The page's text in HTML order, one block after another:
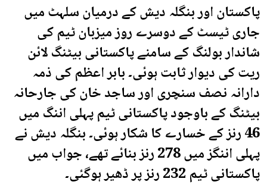
پاکستان اور بنگلہ دیش کے درمیان سلہٹ میں
جاری ٹیسٹ کے دوسرے روز میزبان ٹیم کی
شاندار بولنگ کے سامنے پاکستانی بیٹنگ لائن
ریت کی دیوار ثابت ہوئی۔ بابر اعظم کی ذمہ
دارانہ نصف سنچری اور ساجد خان کی جارحانہ
بیٹنگ کے باوجود پاکستانی ٹیم پہلی اننگ میں
46 رنز کے خسارے کا شکار ہوئی۔ بنگلہ دیش نے
پہلی اننگز میں 278 رنز بنائے تھے، جواب میں
پاکستانی ٹیم 232 رنز پر ڈھیر ہوگئی۔